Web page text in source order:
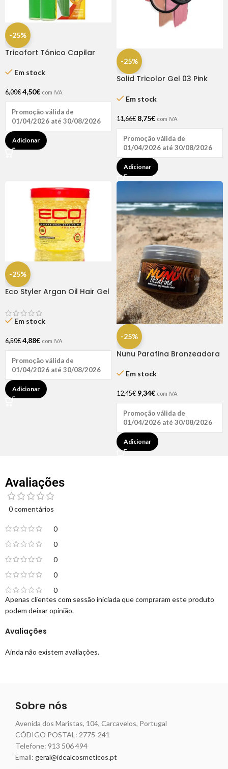
-25%
Tricofort Tónico Capilar
Em stock
6,00€ 4,50€ com IVA
Promoção válida de
01/04/2026 até 30/08/2026
Adicionar
-25%
Solid Tricolor Gel 03 Pink
Em stock
11,66€ 8,75€ com IVA
Promoção válida de
01/04/2026 até 30/08/2026
Adicionar
-25%
Eco Styler Argan Oil Hair Gel
Em stock
6,50€ 4,88€ com IVA
Promoção válida de
01/04/2026 até 30/08/2026
Adicionar
-25%
Nunu Parafina Bronzeadora
Em stock
12,45€ 9,34€ com IVA
Promoção válida de
01/04/2026 até 30/08/2026
Adicionar
Avaliações
0 comentários
0
0
0
0
0
Avaliações
Ainda não existem avaliações.
Apenas clientes com sessão iniciada que compraram este produto
podem deixar opinião.
Sobre nós
Avenida dos Maristas, 104, Carcavelos, Portugal
CÓDIGO POSTAL: 2775-241
Telefone: 913 506 494
Email: geral@idealcosmeticos.pt